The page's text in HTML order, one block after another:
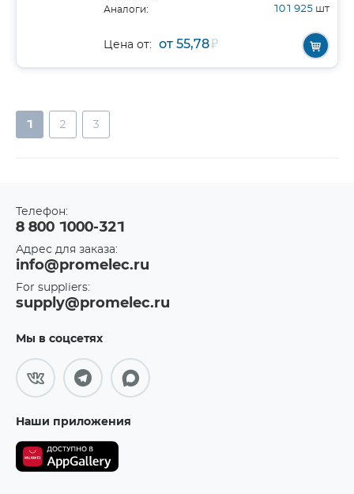
Аналоги: 101 925 шт
Цена от: от 55,78₽
1 2 3
Телефон:
8 800 1000-321
Адрес для заказа:
info@promelec.ru
For suppliers:
supply@promelec.ru
Мы в соцсетях
Наши приложения